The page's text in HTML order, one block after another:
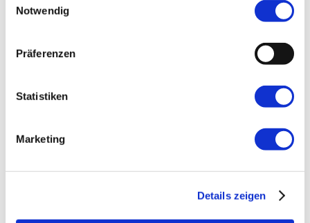
Notwendig
Präferenzen
Statistiken
Marketing
Details zeigen
Seit Längerem ist die Handwerksbranche in Deutschland
Auftragsbücher sind prall gefüllt, gleichzeitig steht dem
der Berufsauswahl scheinbar so unattraktiv geworden